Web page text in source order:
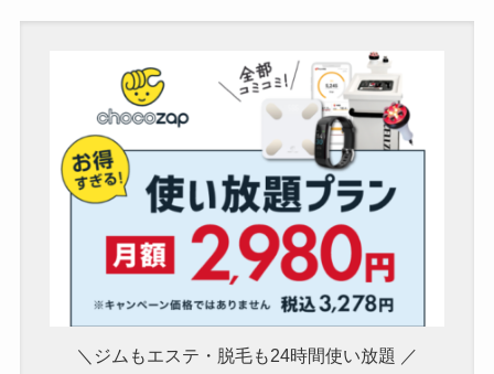
＼ジムもエステ・脱毛も24時間使い放題 ／